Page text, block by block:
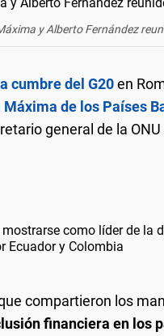
y Alberto Fernández
cumbre del G20en
Máxima de los Países
general de la
como líder de la
Ecuador y Colombia
compartieron los
financiera en los